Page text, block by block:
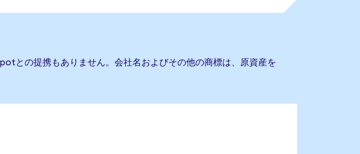
との提携もありません。会社名およびその他の商標は、原資産を